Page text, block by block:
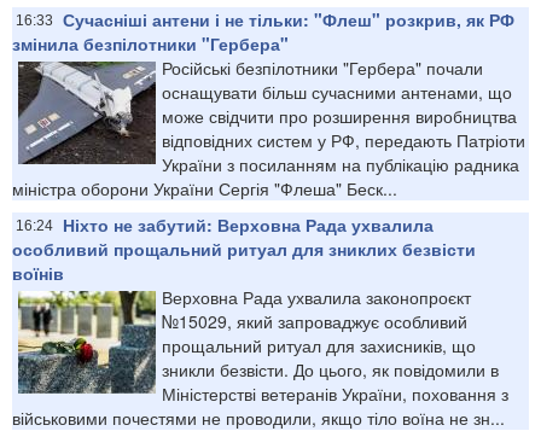
16:33
Сучасніші антени і не тільки: "Флеш" розкрив, як РФ
змінила безпілотники "Гербера"
Російські безпілотники "Гербера" почали
оснащувати більш сучасними антенами, що
може свідчити про розширення виробництва
відповідних систем у РФ, передають Патріоти
України з посиланням на публікацію радника
міністра оборони України Сергія "Флеша" Беск...
16:24
Ніхто не забутий: Верховна Рада ухвалила
особливий прощальний ритуал для зниклих безвісти
воїнів
Верховна Рада ухвалила законопроєкт
№15029, який запроваджує особливий
прощальний ритуал для захисників, що
зникли безвісти. До цього, як повідомили в
Міністерстві ветеранів України, поховання з
військовими почестями не проводили, якщо тіло воїна не зн...